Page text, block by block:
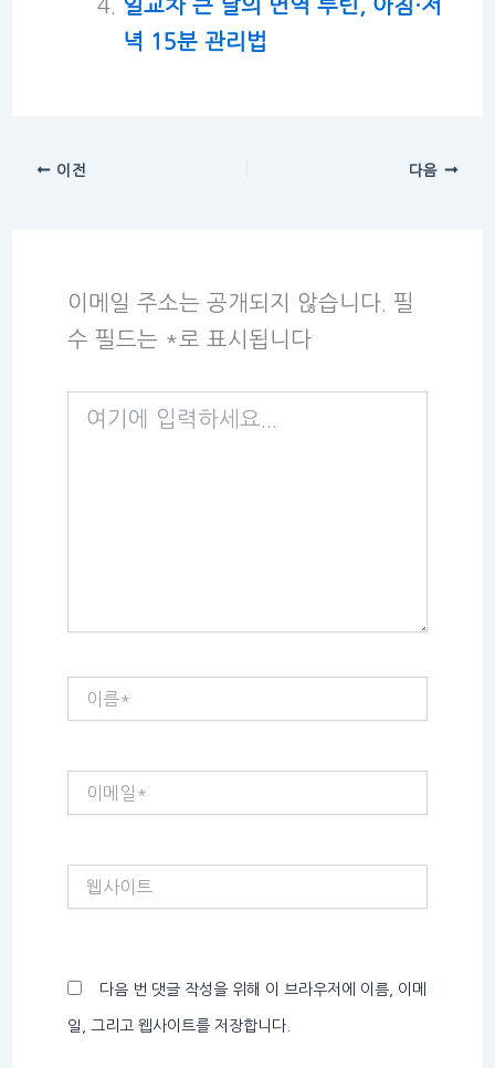
일교차 큰 날의 면역 루틴, 아침·저
녁 15분 관리법
이전 다음
이메일 주소는 공개되지 않습니다. 필
수 필드는 *로 표시됩니다
다음 번 댓글 작성을 위해 이 브라우저에 이름, 이메
일, 그리고 웹사이트를 저장합니다.